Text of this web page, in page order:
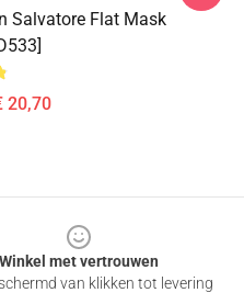
Salvatore Flat Mask
20,70
Winkel met vertrouwen
van klikken tot levering